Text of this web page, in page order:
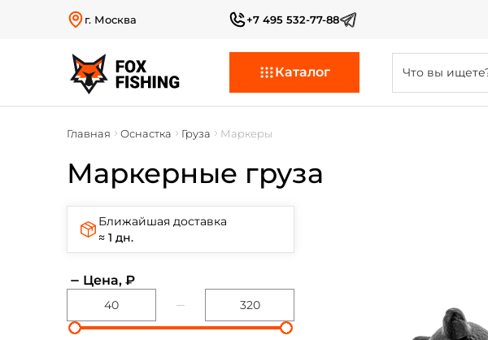
г. Москва +7 495 532-77-88
Каталог
Главная Оснастка Груза Маркеры
Маркерные груза
Ближайшая доставка
≈ 1 дн.
Цена, ₽